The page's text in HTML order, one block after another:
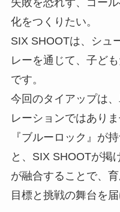
失敗を恐れず、ゴー
化をつくりたい。
SIX SHOOTは、シュ
レーを通じて、子ど
です。
今回のタイアップは
レーションではありま
『ブルーロック』が
と、SIX SHOOTが掲
が融合することで、
目標と挑戦の舞台を